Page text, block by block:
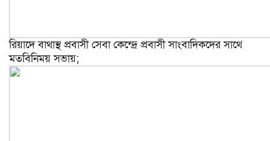
রিয়াদে বাথাস্থ প্রবাসী সেবা কেন্দ্রে প্রবাসী সাংবাদিকদের সাথে
মতবিনিময় সভায়;